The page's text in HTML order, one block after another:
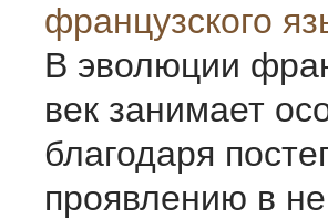
французского
В эволюции
век занимает
благодаря
проявлению в